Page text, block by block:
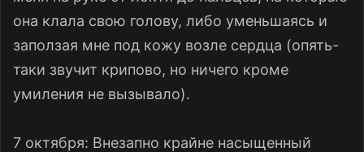
она клала свою голову, либо уменьшаясь и
заползая мне под кожу возле сердца (опять-
таки звучит крипово, но ничего кроме
умиления не вызывало).
7 октября: Внезапно крайне насыщенный